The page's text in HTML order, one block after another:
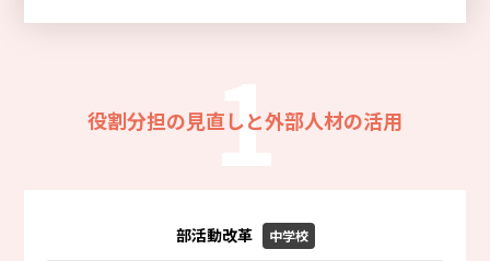
1
役割分担の見直しと外部人材の活用
部活動改革 中学校